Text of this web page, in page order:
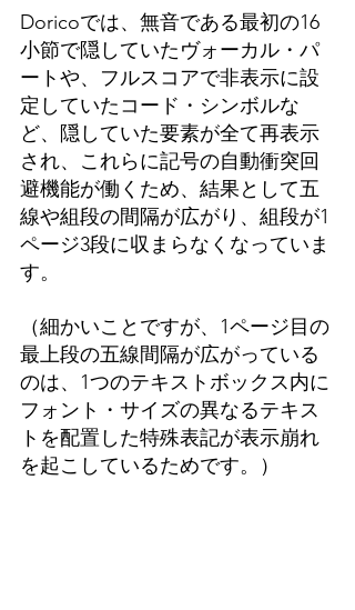
Doricoでは、無音である最初の16
小節で隠していたヴォーカル・パ
ートや、フルスコアで非表示に設
定していたコード・シンボルな
ど、隠していた要素が全て再表示
され、これらに記号の自動衝突回
避機能が働くため、結果として五
線や組段の間隔が広がり、組段が1
ページ3段に収まらなくなっていま
す。
（細かいことですが、1ページ目の
最上段の五線間隔が広がっている
のは、1つのテキストボックス内に
フォント・サイズの異なるテキス
トを配置した特殊表記が表示崩れ
を起こしているためです。）